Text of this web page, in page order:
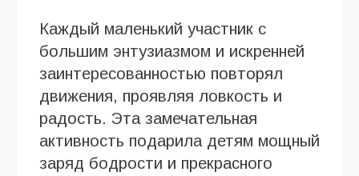
Каждый маленький участник с
большим энтузиазмом и искренней
заинтересованностью повторял
движения, проявляя ловкость и
радость. Эта замечательная
активность подарила детям мощный
заряд бодрости и прекрасного